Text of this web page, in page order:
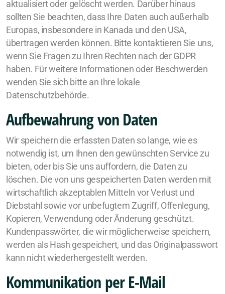
aktualisiert oder gelöscht werden. Darüber hinaus
sollten Sie beachten, dass Ihre Daten auch außerhalb
Europas, insbesondere in Kanada und den USA,
übertragen werden können. Bitte kontaktieren Sie uns,
wenn Sie Fragen zu Ihren Rechten nach der GDPR
haben. Für weitere Informationen oder Beschwerden
wenden Sie sich bitte an Ihre lokale
Datenschutzbehörde.
Aufbewahrung von Daten
Wir speichern die erfassten Daten so lange, wie es
notwendig ist, um Ihnen den gewünschten Service zu
bieten, oder bis Sie uns auffordern, die Daten zu
löschen. Die von uns gespeicherten Daten werden mit
wirtschaftlich akzeptablen Mitteln vor Verlust und
Diebstahl sowie vor unbefugtem Zugriff, Offenlegung,
Kopieren, Verwendung oder Änderung geschützt.
Kundenpasswörter, die wir möglicherweise speichern,
werden als Hash gespeichert, und das Originalpasswort
kann nicht wiederhergestellt werden.
Kommunikation per E-Mail